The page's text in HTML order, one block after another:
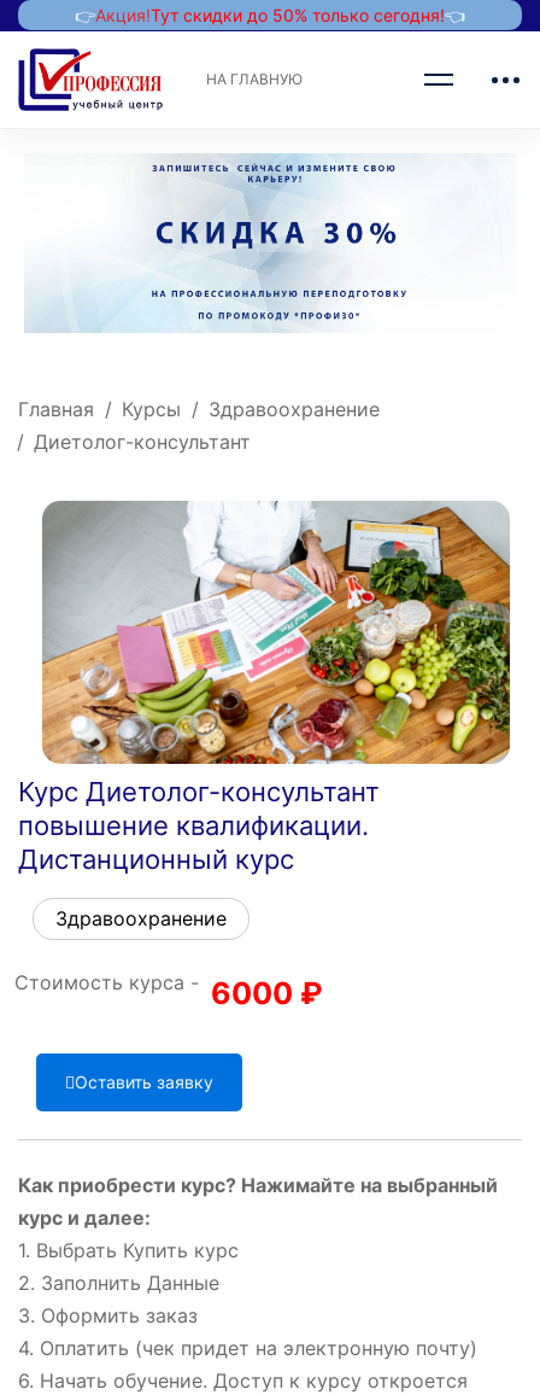
👉Акция!Тут скидки до 50% только сегодня!👈
НА ГЛАВНУЮ
Главная Курсы
Здравоохранение
Диетолог-консультант
Курс Диетолог-консультант
повышение квалификации.
Дистанционный курс
Здравоохранение
Стоимость курса - 6000 ₽
Оставить заявку
Как приобрести курс? Нажимайте на выбранный
курс и далее:
1. Выбрать Купить курс
2. Заполнить Данные
3. Оформить заказ
4. Оплатить (чек придет на электронную почту)
6. Начать обучение. Доступ к курсу откроется